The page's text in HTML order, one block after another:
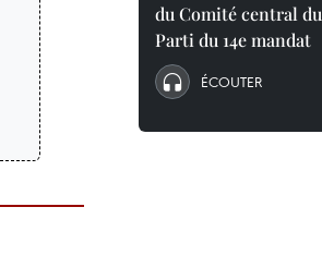
du Comité central du
Parti du 14e mandat
ÉCOUTER